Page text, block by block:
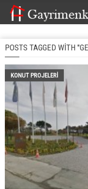
POSTS TAGGED WITH
KONUT PROJELERI